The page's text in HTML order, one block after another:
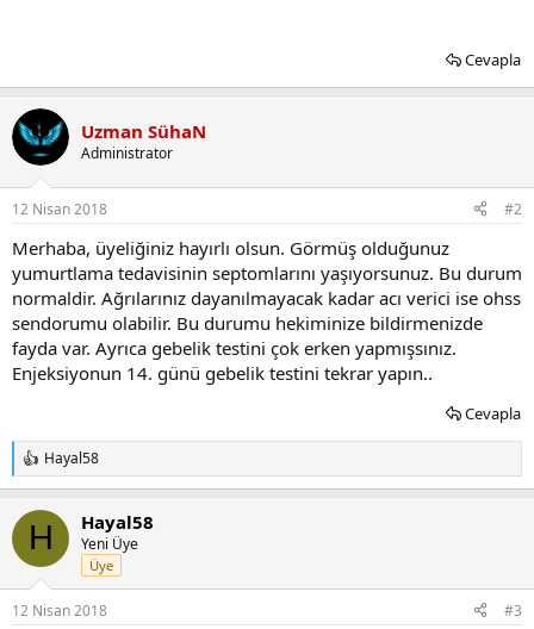
Cevapla
Uzman SühaN
Administrator
12 Nisan 2018 #2
Merhaba, üyeliğiniz hayırlı olsun. Görmüş olduğunuz
yumurtlama tedavisinin septomlarını yaşıyorsunuz. Bu durum
normaldir. Ağrılarınız dayanılmayacak kadar acı verici ise ohss
sendorumu olabilir. Bu durumu hekiminize bildirmenizde
fayda var. Ayrıca gebelik testini çok erken yapmışsınız.
Enjeksiyonun 14. günü gebelik testini tekrar yapın..
Cevapla
T
e
k
l
:
Hayal58
H Hayal58
Yeni Üye
Üye
12 Nisan 2018 #3